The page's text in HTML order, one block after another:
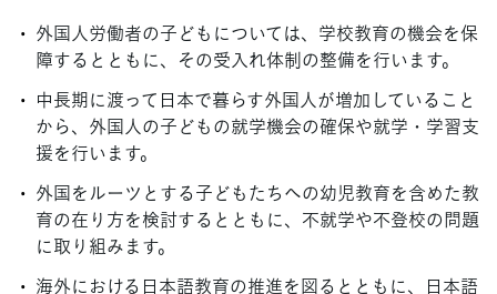
外国人労働者の子どもについては、学校教育の機会を保
障するとともに、その受入れ体制の整備を行います。
中長期に渡って日本で暮らす外国人が増加していること
から、外国人の子どもの就学機会の確保や就学・学習支
援を行います。
外国をルーツとする子どもたちへの幼児教育を含めた教
育の在り方を検討するとともに、不就学や不登校の問題
に取り組みます。
海外における日本語教育の推進を図るとともに、日本語